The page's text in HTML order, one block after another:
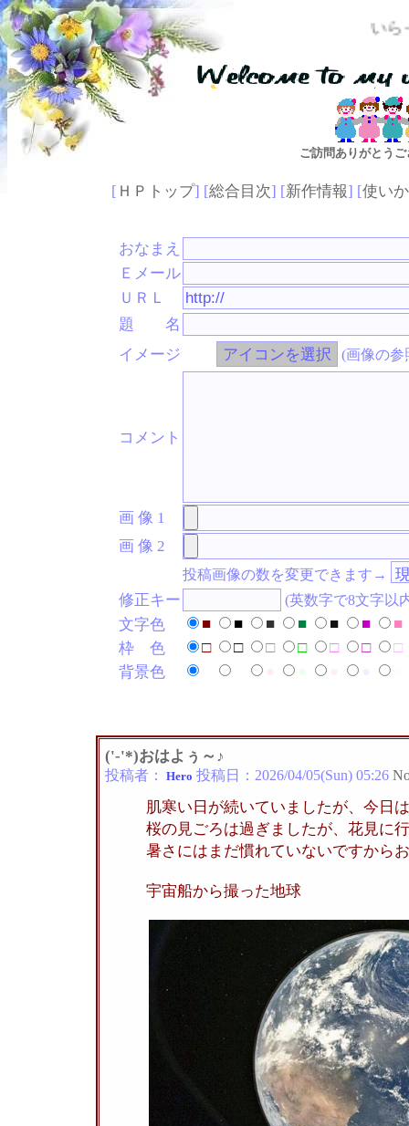
いらっしゃ
ご訪問ありがとう
[ ＨＰトップ] [総合目次] [新作情報] [使い
おなまえ
Ｅメール
ＵＲＬ
題 名
イメージ
(画像の参
コメント
画 像 1
画 像 2
投稿画像の数を変更できます→
修正キー (英数字で8文字以
文字色 ■ ■ ■ ■ ■ ■
■
枠 色
□ □ □ □ □ □
□
背景色
('-'*)おはよぅ～♪
投稿者： Hero 投稿日： 2026/04/05(Sun) 05:26
肌寒い日が続いていましたが、今日
桜の見ごろは過ぎましたが、花見に
暑さにはまだ慣れていないですから
宇宙船から撮った地球